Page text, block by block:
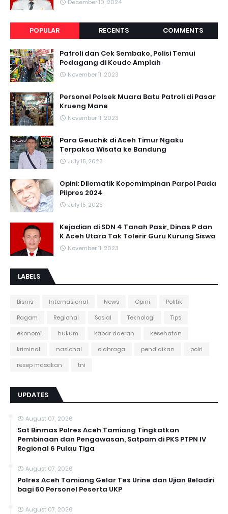
December 10, 2024
POPULAR RECENTS COMMENTS
Patroli dan Cek Sembako, Polisi Temui
Pedagang di Keude Amplah
November 11, 2023
Personel Polsek Muara Batu Patroli di Pasar
Krueng Mane
November 11, 2023
Para Geuchik di Aceh Timur Ngaku
Terpaksa Wisata ke Bandung
July 15, 2023
Opini: Dilematik Kepemimpinan Parpol Pada
Pilpres 2024
July 15, 2023
Kejadian di SDN 4 Tanah Pasir, Dinas P dan
K Aceh Utara Tak Tolerir Guru Kurung Siswa
November 11, 2023
LABELS
Bisnis Internasional News Opini
Politik
Ragam
Regional Sosial Teknologi
Tips
ekonomi
hukum kabar daerah
kesehatan
kriminal
nasional olahraga pendidikan
polri
resep masakan
tni
UPDATES
August 07, 2026
Sat Binmas Polres Aceh Tamiang Tingkatkan
Pembinaan dan Pengawasan, Satpam di PKS PTPN IV
Regional 6 Pulau Tiga
August 07, 2026
Polres Aceh Tamiang Gelar Tes Urine dan Ujian Beladiri
bagi 60 Personel Peserta UKP
August 07, 2026